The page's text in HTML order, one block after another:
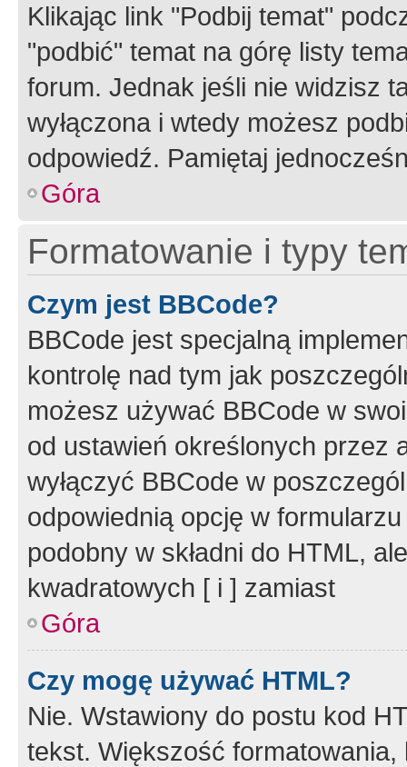
Klikając link "Podbij temat"
"podbić" temat na górę listy
forum. Jednak jeśli nie widzisz
wyłączona i wtedy możesz
odpowiedź. Pamiętaj
Góra
Formatowanie i typy
Czym jest BBCode?
BBCode jest specjalną
kontrolę nad tym jak
możesz używać BBCode w
od ustawień określonych przez
wyłączyć BBCode w
odpowiednią opcję w
podobny w składni do HTML,
kwadratowych [ i ] zamiast
Góra
Czy mogę używać HTML?
Nie. Wstawiony do postu kod
tekst. Większość